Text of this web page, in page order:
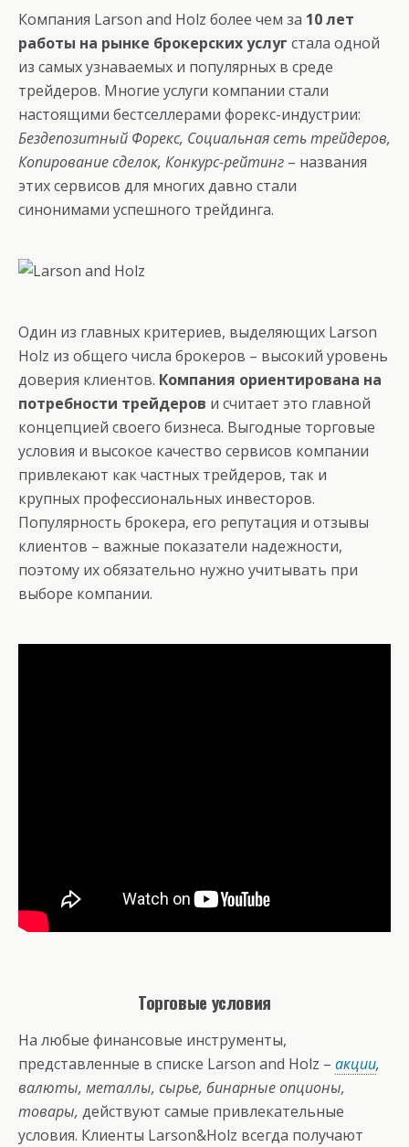
Компания Larson and Holz более чем за 10 лет
работы на рынке брокерских услуг стала одной
из самых узнаваемых и популярных в среде
трейдеров. Многие услуги компании стали
настоящими бестселлерами форекс-индустрии:
Бездепозитный Форекс, Социальная сеть трейдеров,
Копирование сделок, Конкурс-рейтинг – названия
этих сервисов для многих давно стали
синонимами успешного трейдинга.
Один из главных критериев, выделяющих Larson
Holz из общего числа брокеров – высокий уровень
доверия клиентов. Компания ориентирована на
потребности трейдеров и считает это главной
концепцией своего бизнеса. Выгодные торговые
условия и высокое качество сервисов компании
привлекают как частных трейдеров, так и
крупных профессиональных инвесторов.
Популярность брокера, его репутация и отзывы
клиентов – важные показатели надежности,
поэтому их обязательно нужно учитывать при
выборе компании.
Торговые условия
На любые финансовые инструменты,
представленные в списке Larson and Holz – акции,
валюты, металлы, сырье, бинарные опционы,
товары, действуют самые привлекательные
условия. Клиенты Larson&Holz всегда получают